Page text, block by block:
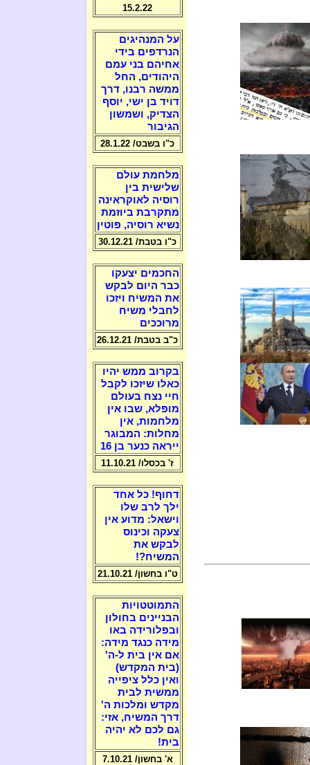
15.2.22
על המנהיגים
הנרדפים בידי
אחיהם בני עמם
היהודים, החל
ממשה רבנו, דרך
דויד בן ישי, יוסף
הצדיק, ושמשון
הגיבור
כ"ו בשבט/ 28.1.22
מלחמת עולם
שלישית בין
רוסיה לאוקראינה
מתקרבת ביוזמת
נשיא רוסיה, פוטין
כ"ו בטבת/ 30.12.21
החכמים יצעקו
כבר היום לבקש
את המשיח ויזכו
לחבלי משיח
מרוככים
כ"ב בטבת/ 26.12.21
בקרוב ממש יהיו
כאלו שיזכו לקבל
חיי נצח בעולם
מופלא, שבו אין
מלחמות, אין
מחלות: המבוגר
ייראה כנער בן 16
ז' בכסלו/ 11.10.21
דחוף! כל אחד
ילך לרב שלו
וישאל: מדוע אין
צעקה וכינוס
לבקש את
המשיח?!
ט"ו בחשון/ 21.10.21
התמוטטויות
הבניינים בחולון
ובפלורידה באו
מידה כנגד מידה:
אם אין בית ל-ה'
(בית המקדש)
ואין כלל ציפייה
ממשית לבית
מקדש ומלכות ה'
דרך המשיח, אזי:
גם לכם לא יהיה
בית!
א' בחשון/ 7.10.21